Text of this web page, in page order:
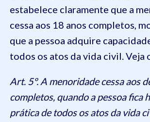
estabelece claramente que a
cessa aos 18 anos completos,
que a pessoa adquire
todos os atos da vida civil. Veja
Art. 5º. A menoridade cessa aos
completos, quando a pessoa fica
prática de todos os atos da vida